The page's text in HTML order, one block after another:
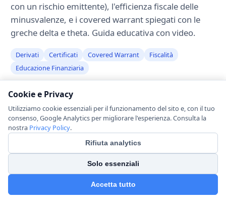
Cookie e Privacy
Utilizziamo cookie essenziali per il funzionamento del sito e, con il tuo
consenso, Google Analytics per migliorare l'esperienza. Consulta la
nostra Privacy Policy.
Rifiuta analytics
Solo essenziali
Accetta tutto
con un rischio emittente), l'efficienza fiscale delle
minusvalenze, e i covered warrant spiegati con le
greche delta e theta. Guida educativa con video.
Derivati Certificati Covered Warrant
Fiscalità
Educazione Finanziaria